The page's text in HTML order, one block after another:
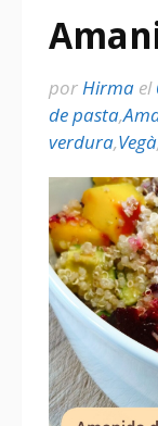
porHirma el
de pasta,
verdura,Vegà